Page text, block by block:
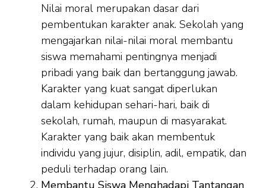
Nilai moral merupakan dasar dari
pembentukan karakter anak. Sekolah yang
mengajarkan nilai-nilai moral membantu
siswa memahami pentingnya menjadi
pribadi yang baik dan bertanggung jawab.
Karakter yang kuat sangat diperlukan
dalam kehidupan sehari-hari, baik di
sekolah, rumah, maupun di masyarakat.
Karakter yang baik akan membentuk
individu yang jujur, disiplin, adil, empatik, dan
peduli terhadap orang lain.
Membantu Siswa Menghadapi Tantangan